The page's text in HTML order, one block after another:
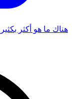
هناك ما هو أكثر